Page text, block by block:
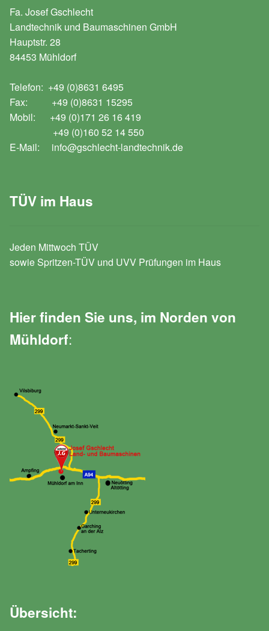
Fa. Josef Gschlecht
Landtechnik und Baumaschinen GmbH
Hauptstr. 28
84453 Mühldorf
Telefon: +49 (0)8631 6495
Fax: +49 (0)8631 15295
Mobil: +49 (0)171 26 16 419
+49 (0)160 52 14 550
E-Mail: info@gschlecht-landtechnik.de
TÜV im Haus
Jeden Mittwoch TÜV
sowie Spritzen-TÜV und UVV Prüfungen im Haus
Hier finden Sie uns, im Norden von
Mühldorf:
Übersicht: